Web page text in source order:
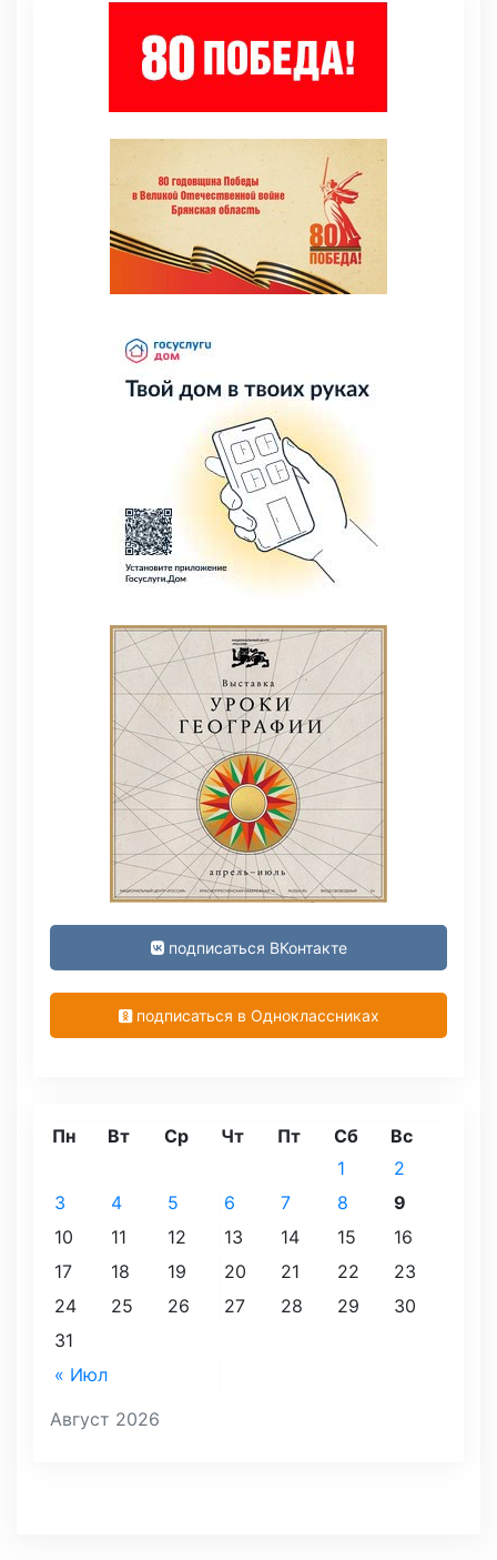
подписаться ВКонтакте
подписаться в Одноклассниках
Август 2026
Пн Вт Ср Чт Пт Сб Вс
« Июл
1
2
3
4 5 6 7 8
9
10
11 12 13 14 15
16
17
18 19 20 21 22
23
24
25 26 27 28 29
30
31